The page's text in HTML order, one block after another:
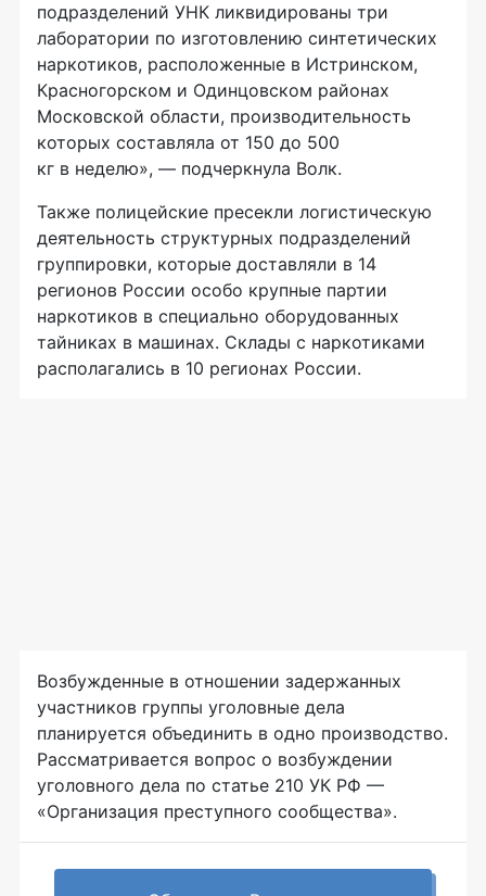
подразделений УНК ликвидированы три
лаборатории по изготовлению синтетических
наркотиков, расположенные в Истринском,
Красногорском и Одинцовском районах
Московской области, производительность
которых составляла от 150 до 500
кг в неделю», — подчеркнула Волк.
Также полицейские пресекли логистическую
деятельность структурных подразделений
группировки, которые доставляли в 14
регионов России особо крупные партии
наркотиков в специально оборудованных
тайниках в машинах. Склады с наркотиками
располагались в 10 регионах России.
Возбужденные в отношении задержанных
участников группы уголовные дела
планируется объединить в одно производство.
Рассматривается вопрос о возбуждении
уголовного дела по статье 210 УК РФ —
«Организация преступного сообщества».